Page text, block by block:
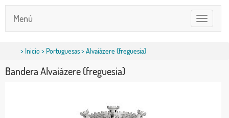
Toggle
navigation
Menú
> Inicio> Portuguesas> Alvaiázere (freguesia)
Bandera Alvaiázere (freguesia)